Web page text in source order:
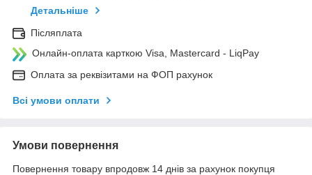
Детальніше
Післяплата
Онлайн-оплата карткою Visa, Mastercard - LiqPay
Оплата за реквізитами на ФОП рахунок
Всі умови оплати
Умови повернення
Повернення товару впродовж 14 днів за рахунок покупця